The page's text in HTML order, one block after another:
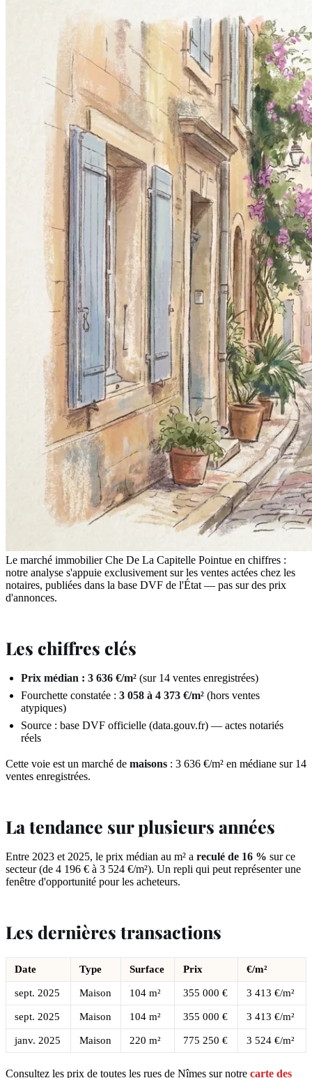
Le marché immobilier Che De La Capitelle Pointue en chiffres :
notre analyse s'appuie exclusivement sur les ventes actées chez les
notaires, publiées dans la base DVF de l'État — pas sur des prix
d'annonces.
Les chiffres clés
Prix médian : 3 636 €/m² (sur 14 ventes enregistrées)
Fourchette constatée :3 058 à 4 373 €/m² (hors ventes
atypiques)
Source : base DVF officielle (data.gouv.fr) — actes notariés
réels
Cette voie est un marché de maisons : 3 636 €/m² en médiane sur 14
ventes enregistrées.
La tendance sur plusieurs années
Entre 2023 et 2025, le prix médian au m² a reculé de 16 % sur ce
secteur (de 4 196 € à 3 524 €/m²). Un repli qui peut représenter une
fenêtre d'opportunité pour les acheteurs.
Les dernières transactions
Date Type Surface Prix €/m²
sept. 2025 Maison 104 m² 355 000 € 3 413 €/m²
sept. 2025 Maison 104 m² 355 000 € 3 413 €/m²
janv. 2025 Maison 220 m² 775 250 € 3 524 €/m²
Consultez les prix de toutes les rues de Nîmes sur notre carte des